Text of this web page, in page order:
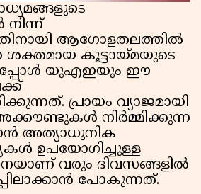
ആഗോളതലത്തിൽ
ശക്തമായ കൂട്ടായ്മയുടെ
യുഎഇയും ഈ
പ്രായം വ്യാജമായി
നിർമ്മിക്കുന്ന
അത്യാധുനിക
ഉപയോഗിച്ചുള്ള
വരും ദിവസങ്ങളിൽ
പോകുന്നത്.